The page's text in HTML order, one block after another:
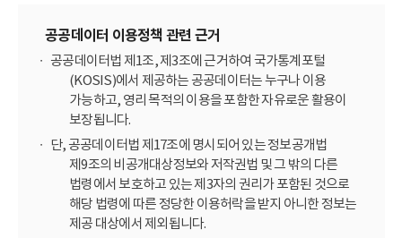
공공데이터 이용정책 관련 근거
공공데이터법 제1조, 제3조에 근거하여 국가통계포털
(KOSIS)에서 제공하는 공공데이터는 누구나 이용
가능하고, 영리 목적의 이용을 포함한 자유로운 활용이
보장됩니다.
단, 공공데이터법 제17조에 명시되어 있는 정보공개법
제9조의 비공개대상정보와 저작권법 및 그 밖의 다른
법령에서 보호하고 있는 제3자의 권리가 포함된 것으로
해당 법령에 따른 정당한 이용허락을 받지 아니한 정보는
제공 대상에서 제외됩니다.